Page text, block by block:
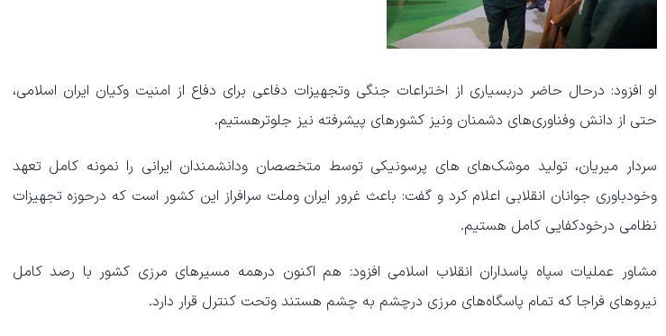
او افزود: درحال حاضر دربسیاری از اختراعات جنگی وتجهیزات دفاعی برای دفاع از امنیت وکیان ایران اسلامی،
حتی از دانش وفناوری‌های دشمنان ونیز کشور‌های پیشرفته نیز جلوترهستیم.
سردار میریان، تولید موشک‌های های پرسونیکی توسط متخصصان ودانشمندان ایرانی را نمونه کامل تعهد
وخودباوری جوانان انقلابی اعلام کرد و گفت: باعث غرور ایران وملت سرافراز این کشور است که درحوزه تجهیزات
نظامی درخودکفایی کامل هستیم.
مشاور عملیات سپاه پاسداران انقلاب اسلامی افزود: هم اکنون درهمه مسیر‌های مرزی کشور با رصد کامل
نیرو‌های فراجا که تمام پاسگاه‌های مرزی درچشم به چشم هستند وتحت کنترل قرار دارد.